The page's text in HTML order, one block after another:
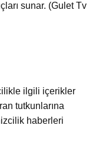
sunar. (Gulet Tv
ilgili içerikler
tutkunlarına
haberleri